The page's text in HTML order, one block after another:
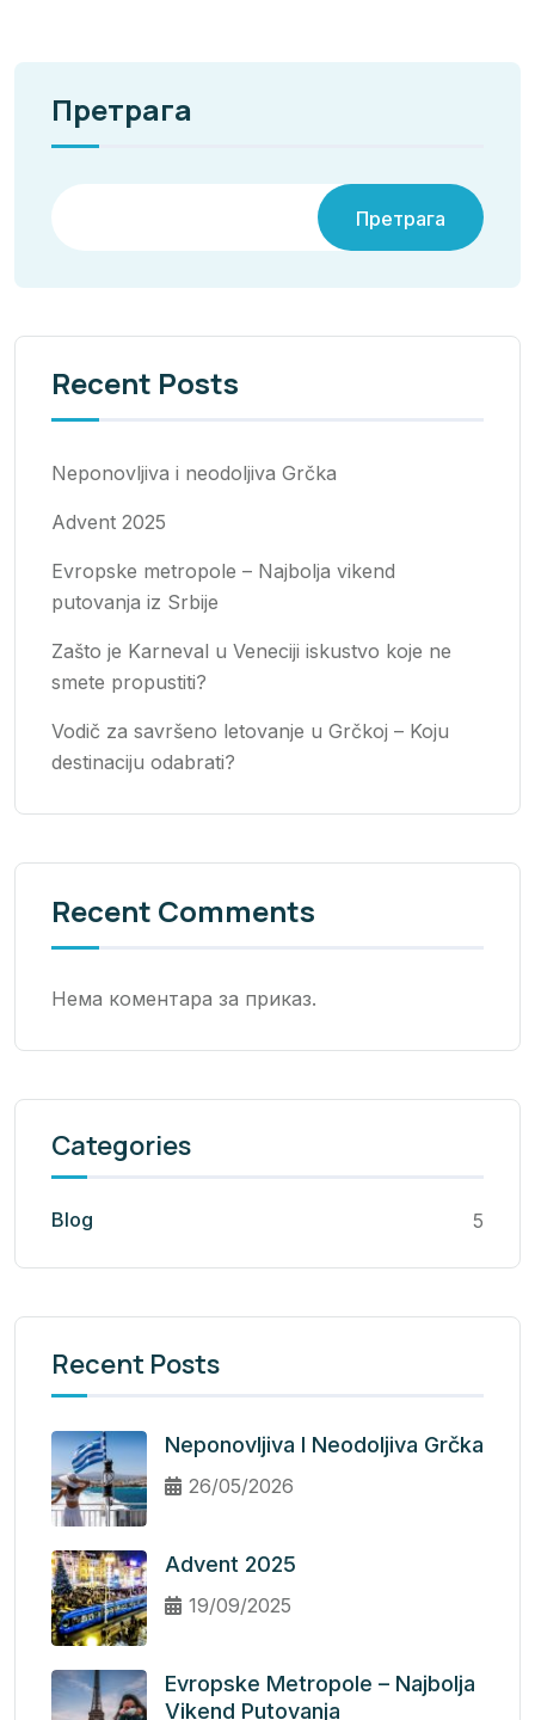
Претрага
Претрага
Recent Posts
Neponovljiva i neodoljiva Grčka
Advent 2025
Evropske metropole – Najbolja vikend
putovanja iz Srbije
Zašto je Karneval u Veneciji iskustvo koje ne
smete propustiti?
Vodič za savršeno letovanje u Grčkoj – Koju
destinaciju odabrati?
Recent Comments
Нема коментара за приказ.
Categories
Blog 5
Recent Posts
Neponovljiva I Neodoljiva Grčka
26/05/2026
Advent 2025
19/09/2025
Evropske Metropole – Najbolja
Vikend Putovanja